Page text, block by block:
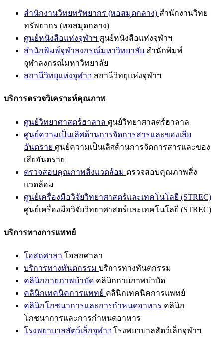
สำนักงานวิทยทรัพยากร (หอสมุดกลาง) สำนักงานวิทย
ทรัพยากร (หอสมุดกลาง)
ศูนย์หนังสือแห่งจุฬาฯ ศูนย์หนังสือแห่งจุฬาฯ
สำนักพิมพ์จุฬาลงกรณ์มหาวิทยาลัย สำนักพิมพ์
จุฬาลงกรณ์มหาวิทยาลัย
สถานีวิทยุแห่งจุฬาฯ สถานีวิทยุแห่งจุฬาฯ
บริการตรวจวิเคราะห์คุณภาพ
ศูนย์วิทยาศาสตร์ฮาลาล ศูนย์วิทยาศาสตร์ฮาลาล
ศูนย์ความเป็นเลิศด้านการจัดการสารและของเสีย
อันตราย ศูนย์ความเป็นเลิศด้านการจัดการสารและของ
เสียอันตราย
ตรวจสอบคุณภาพสิ่งแวดล้อม ตรวจสอบคุณภาพสิ่ง
แวดล้อม
ศูนย์เครื่องมือวิจัยวิทยาศาสตร์และเทคโนโลยี (STREC)
ศูนย์เครื่องมือวิจัยวิทยาศาสตร์และเทคโนโลยี (STREC)
บริการทางการแพทย์
โอสถศาลา โอสถศาลา
บริการทางทันตกรรม บริการทางทันตกรรม
คลินิกกายภาพบำบัด คลินิกกายภาพบำบัด
คลินิกเทคนิคการแพทย์ คลินิกเทคนิคการแพทย์
คลินิกโภชนาการและการกำหนดอาหาร คลินิก
โภชนาการและการกำหนดอาหาร
โรงพยาบาลสัตว์เล็กจุฬาฯ โรงพยาบาลสัตว์เล็กจุฬาฯ